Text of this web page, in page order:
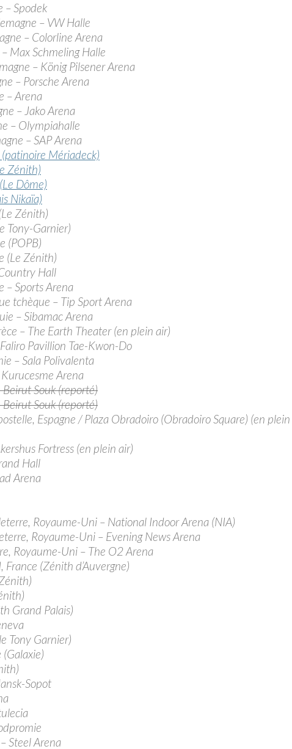
Spodek
– VW Halle
– Colorline Arena
Max Schmeling Halle
– König Pilsener Arena
– Porsche Arena
– Arena
– Jako Arena
– Olympiahalle
– SAP Arena
Mériadeck)
Zénith)
Dôme)
Nikaïa)
Zénith)
Tony-Garnier)
(POPB)
(Le Zénith)
Hall
Sports Arena
tchèque – Tip Sport Arena
– Sibamac Arena
– The Earth Theater (en plein air)
Pavillion Tae-Kwon-Do
– Sala Polivalenta
Arena
Souk (reporté)
Souk (reporté)
Espagne / Plaza Obradoiro (Obradoiro Square) (en plein
Fortress (en plein air)
Hall
Arena
Royaume-Uni – National Indoor Arena (NIA)
Royaume-Uni – Evening News Arena
Royaume-Uni – The O2 Arena
(Zénith d’Auvergne)
Grand Palais)
Tony Garnier)
Sopot
Steel Arena